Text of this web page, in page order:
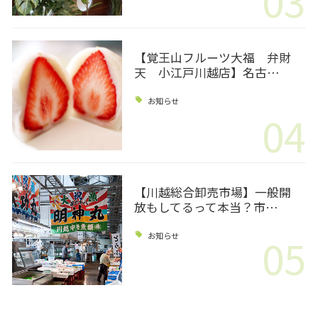
【覚王山フルーツ大福 弁財
天 小江戸川越店】名古…
お知らせ
04
【川越総合卸売市場】一般開
放もしてるって本当？市…
お知らせ 05